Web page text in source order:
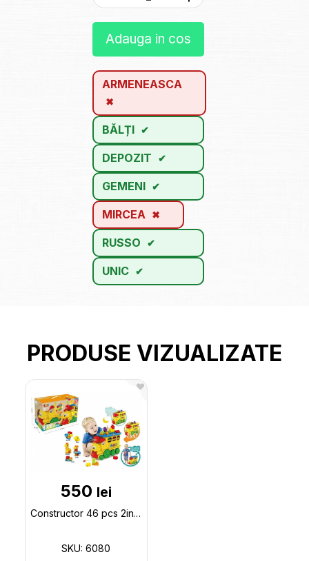
Adauga in cos
ARMENEASCA
BĂLȚI
DEPOZIT
GEMENI
MIRCEA
RUSSO
UNIC
PRODUSE VIZUALIZATE
550 lei
Constructor 46 pcs 2in1 Trenut 6080
SKU: 6080